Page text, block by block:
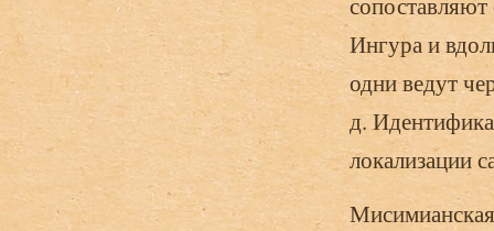
Ингура и
одни ведут
д.
локализации